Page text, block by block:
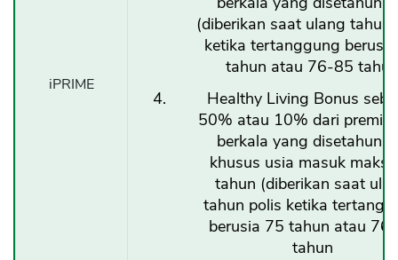
iPRIME
(diberikan saat ulang tahun
ketika tertanggung
tahun atau 76-85 tahun
Healthy Living Bonus
50% atau 10% dari premi
berkala yang
khusus usia masuk maks.
tahun (diberikan saat
tahun polis ketika
berusia 75 tahun atau
tahun